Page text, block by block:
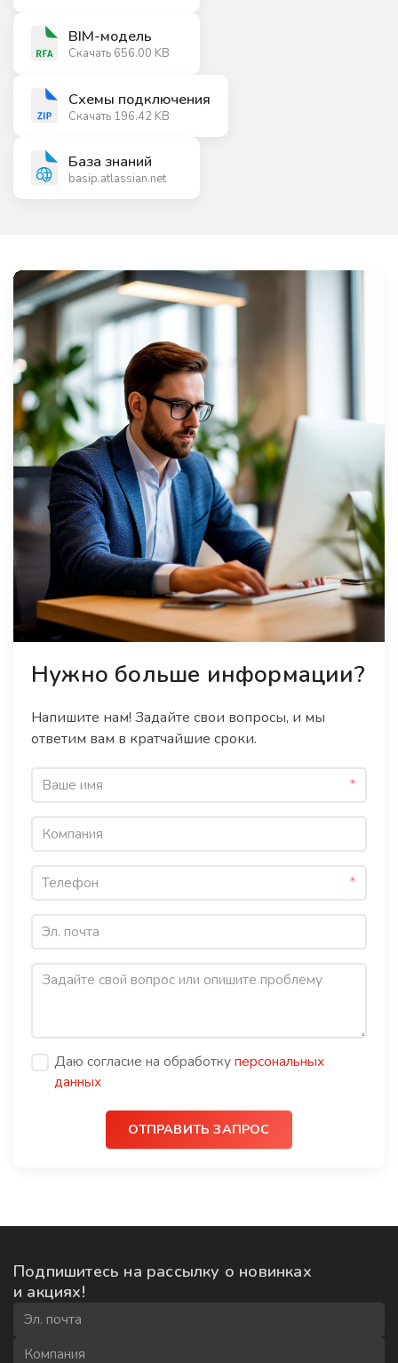
BIM-модель
Скачать 656.00 KB
Схемы подключения
Скачать 196.42 KB
База знаний
basip.atlassian.net
Нужно больше информации?
Напишите нам! Задайте свои вопросы, и мы
ответим вам в кратчайшие сроки.
Даю согласие на обработкуперсональных
данных
ОТПРАВИТЬ ЗАПРОС
Подпишитесь на рассылку о новинках
и акциях!